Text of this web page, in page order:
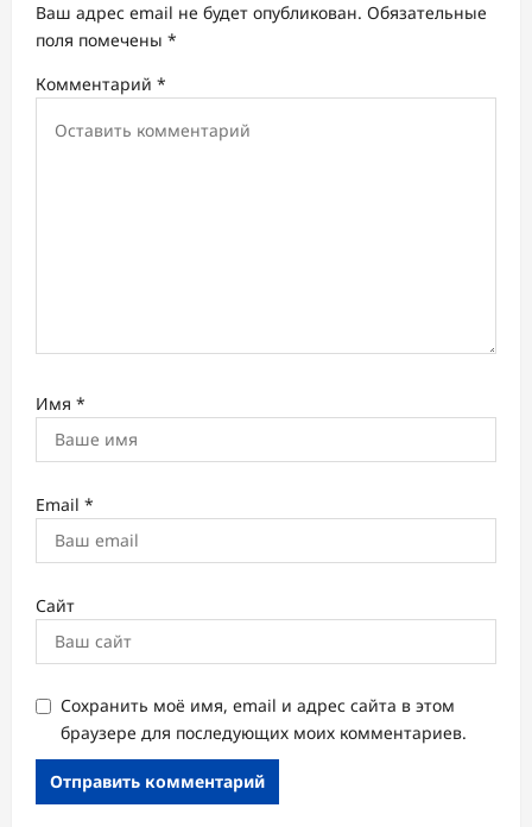
а
п
и
Ваш адрес email не будет опубликован. Обязательные
поля помечены *
Комментарий *
Имя *
Email *
Сайт
Сохранить моё имя, email и адрес сайта в этом
браузере для последующих моих комментариев.